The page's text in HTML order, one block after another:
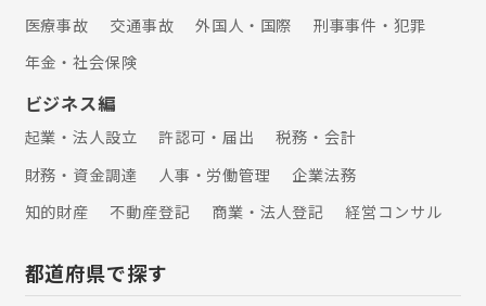
医療事故
交通事故 外国人・国際
刑事事件・犯罪
年金・社会保険
ビジネス編
起業・法人設立 許認可・届出
税務・会計
財務・資金調達
人事・労働管理
企業法務
知的財産
不動産登記 商業・法人登記 経営コンサル
都道府県で探す